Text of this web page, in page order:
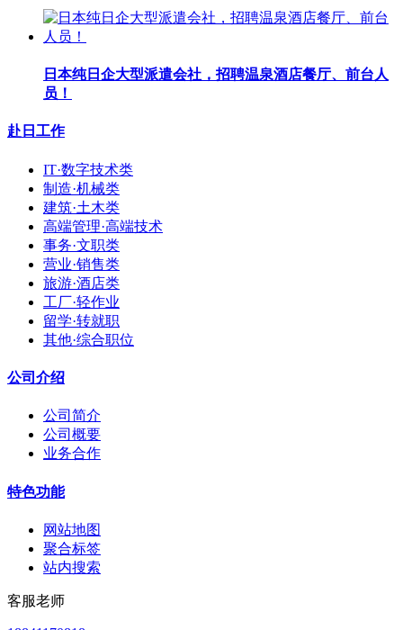
日本纯日企大型派遣会社，招聘温泉酒店餐厅、前台人
员！
赴日工作
IT·数字技术类
制造·机械类
建筑·土木类
高端管理·高端技术
事务·文职类
营业·销售类
旅游·酒店类
工厂·轻作业
留学·转就职
其他·综合职位
公司介绍
公司简介
公司概要
业务合作
特色功能
网站地图
聚合标签
站内搜索
客服老师